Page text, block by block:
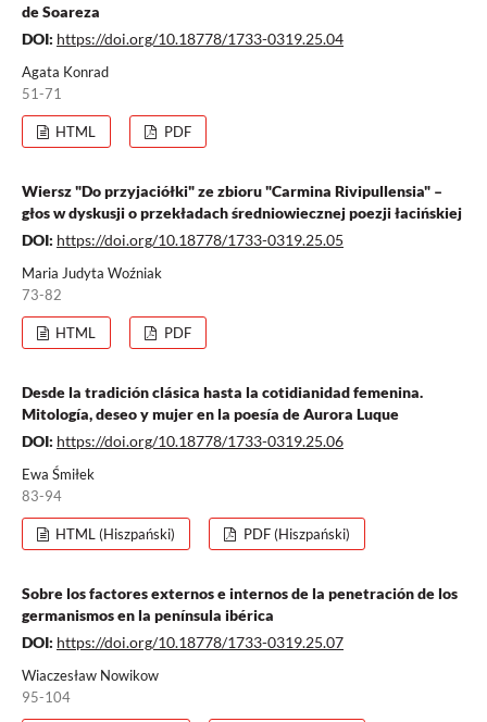
de Soareza
DOI: https://doi.org/10.18778/1733-0319.25.04
Agata Konrad
51-71
HTML PDF
Wiersz "Do przyjaciółki" ze zbioru "Carmina Rivipullensia" –
głos w dyskusji o przekładach średniowiecznej poezji łacińskiej
DOI: https://doi.org/10.18778/1733-0319.25.05
Maria Judyta Woźniak
73-82
HTML PDF
Desde la tradición clásica hasta la cotidianidad femenina.
Mitología, deseo y mujer en la poesía de Aurora Luque
DOI: https://doi.org/10.18778/1733-0319.25.06
Ewa Śmiłek
83-94
HTML (Hiszpański) PDF (Hiszpański)
Sobre los factores externos e internos de la penetración de los
germanismos en la península ibérica
DOI: https://doi.org/10.18778/1733-0319.25.07
Wiaczesław Nowikow
95-104